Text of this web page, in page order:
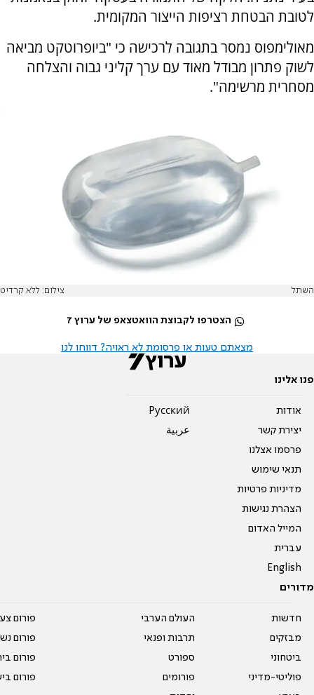
לטובת הבטחת רציפות הייצור המקומית.
מאולימפוס נמסר בתגובה לרכישה כי "ביופרוטקט מביאה
לשוק פתרון מבודל מאוד עם ערך קליני גבוה והצלחה
מסחרית מרשימה".
השתל צילום: ללא קרדיט
הצטרפו לקבוצת הוואטצאפ של ערוץ 7
מצאתם טעות או פרסומת לא ראויה? דווחו לנו
פנו אלינו
אודות
יצירת קשר
פרסמו אצלנו
תנאי שימוש
מדיניות פרטיות
הצהרת נגישות
המייל האדום
עברית
English
Pусский
عربية
מדורים
חדשות
מבזקים
ביטחוני
פוליטי-מדיני
העולם הערבי
תרבות ופנאי
ספורט
פורומים
פורום
פורום
פורום
פורום